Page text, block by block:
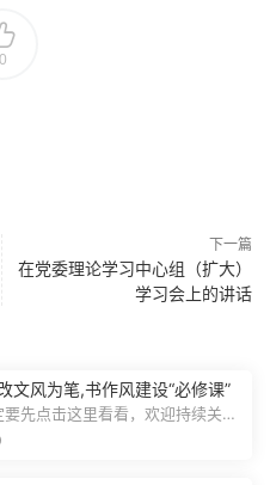
0
下一篇
在党委理论学习中心组（扩大）
学习会上的讲话
文风为笔,书作风建设“必修课”
先点击这里看看，欢迎持续关
推送预览结束，本文...